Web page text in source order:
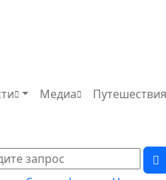
Медиа Путешествия